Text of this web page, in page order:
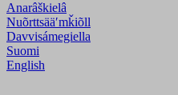
Anarâškielâ
Nuõrttsääʹmǩiõll
Davvisámegiella
Suomi
English